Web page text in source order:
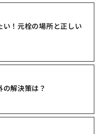
！元栓の場所と正しい
解決策は？